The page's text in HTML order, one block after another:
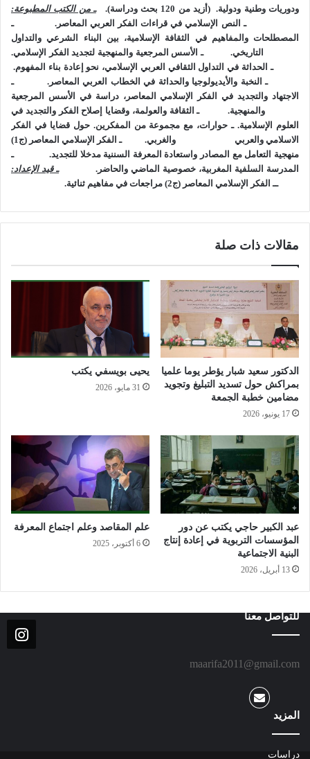
ودوريات وطنية ودولية. (أزيد من 120 بحث ودراسة).
ـ من الكتب المطبوعة:
ـ النص الإسلامي في قراءات الفكر العربي المعاصر.
ـ
المصطلحات والمفاهيم في الثقافة الإسلامية، بين البناء الشرعي والتداول
التاريخي.
ـ الأسس المرجعية والمنهجية لتجديد الفكر الإسلامي.
ـ الحداثة في التداول الثقافي العربي الإسلامي، نحو إعادة بناء المفهوم.
ـ النخبة والأيديولوجيا والحداثة في الخطاب العربي المعاصر.
ـ
الاجتهاد والتجديد في الفكر الإسلامي المعاصر، دراسة في الأسس المرجعية
والمنهجية.
ـ الثقافة والعولمة، وقضايا إصلاح الفكر والتجديد في
العلوم الإسلامية. ـ حوارات، مع مجموعة من المفكرين. حول قضايا في الفكر
الاسلامي والعربي
والغربي.
ـ الفكر الإسلامي المعاصر (ج1)
منهجية التعامل مع المصادر واستعادة المعرفة السننية مدخلا للتجديد.
ـ
المدرسة السلفية المغربية، خصوصية الماضي والحاضر.
ـ قيد الإعداد:
ــ الفكر الإسلامي المعاصر (ج2) مراجعات في مفاهيم ثنائية.
مقالات ذات صلة
الدكتور سعيد شبار يؤطر يوما علميا
بمراكش حول تسديد التبليغ وتجويد
مضامين خطبة الجمعة
17 يونيو، 2026
يحيى بويسفي يكتب
31 مايو، 2026
عبد الكبير حاجي يكتب عن دور
المؤسسات التربوية في إعادة إنتاج
البنية الاجتماعية
13 أبريل، 2026
علم المقاصد وعلم اجتماع المعرفة
6 أكتوبر، 2025
للتواصل معنا
maarifa2011@gmail.com
المزيد
دراسات